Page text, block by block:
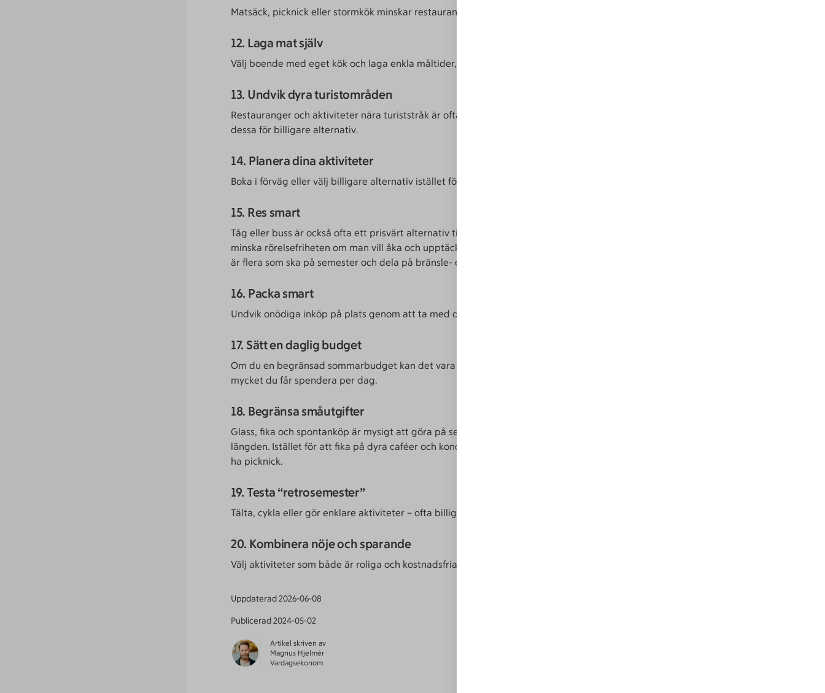
Matsäck, picknick eller stormkök minskar restaurangkostnaderna rejält.
12. Laga mat själv
Välj boende med eget kök och laga enkla måltider, det spar mycket pengar.
13. Undvik dyra turistområden
Restauranger och aktiviteter nära turiststråk är ofta dyrare. Sök dig en bit ifrån
dessa för billigare alternativ.
14. Planera dina aktiviteter
Boka i förväg eller välj billigare alternativ istället för spontana beslut.
15. Res smart
Tåg eller buss är också ofta ett prisvärt alternativ till att ta egen bil, men det kan
minska rörelsefriheten om man vill åka och upptäcka saker. Samåk med bil om ni
är flera som ska på semester och dela på bränsle- eller laddkostnader.
16. Packa smart
Undvik onödiga inköp på plats genom att ta med det du behöver.
17. Sätt en daglig budget
Om du en begränsad sommarbudget kan det vara bra att bestämma i förväg hur
mycket du får spendera per dag.
18. Begränsa småutgifter
Glass, fika och spontanköp är mysigt att göra på semestern, men kan bli dyrt i
längden. Istället för att fika på dyra caféer och konditorier, ta med eget fika och
ha picknick.
19. Testa “retrosemester”
Tälta, cykla eller gör enklare aktiviteter – ofta billigare och roligare.
20. Kombinera nöje och sparande
Välj aktiviteter som både är roliga och kostnadsfria.
Uppdaterad2026-06-08
Publicerad2024-05-02
Artikel skriven av
Magnus Hjelmér
Vardagsekonom